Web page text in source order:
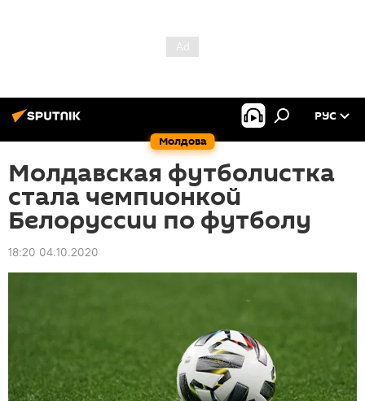
Молдова
РУС
Молдавская футболистка
стала чемпионкой
Белоруссии по футболу
18:20 04.10.2020